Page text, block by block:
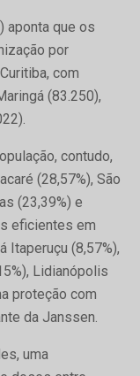
aponta que os
por
com
(83.250),
contudo,
(28,57%), São
(23,39%) e
eficientes em
Itaperuçu (8,57%),
Lidianópolis
proteção com
da Janssen.
uma